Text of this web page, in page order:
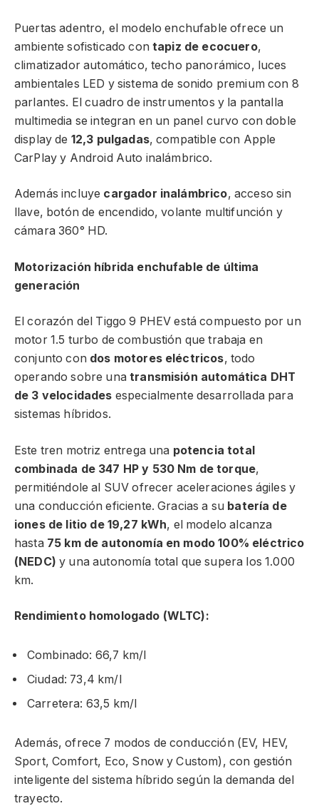
Puertas adentro, el modelo enchufable ofrece un
ambiente sofisticado con tapiz de ecocuero,
climatizador automático, techo panorámico, luces
ambientales LED y sistema de sonido premium con 8
parlantes. El cuadro de instrumentos y la pantalla
multimedia se integran en un panel curvo con doble
display de 12,3 pulgadas, compatible con Apple
CarPlay y Android Auto inalámbrico.
Además incluye cargador inalámbrico, acceso sin
llave, botón de encendido, volante multifunción y
cámara 360° HD.
Motorización híbrida enchufable de última
generación
El corazón del Tiggo 9 PHEV está compuesto por un
motor 1.5 turbo de combustión que trabaja en
conjunto con dos motores eléctricos, todo
operando sobre unatransmisión automática DHT
de 3 velocidades especialmente desarrollada para
sistemas híbridos.
Este tren motriz entrega una potencia total
combinada de 347 HP y 530 Nm de torque,
permitiéndole al SUV ofrecer aceleraciones ágiles y
una conducción eficiente. Gracias a su batería de
iones de litio de 19,27 kWh, el modelo alcanza
hasta 75 km de autonomía en modo 100% eléctrico
(NEDC) y una autonomía total que supera los 1.000
km.
Rendimiento homologado (WLTC):
Combinado: 66,7 km/l
Ciudad: 73,4 km/l
Carretera: 63,5 km/l
Además, ofrece 7 modos de conducción (EV, HEV,
Sport, Comfort, Eco, Snow y Custom), con gestión
inteligente del sistema híbrido según la demanda del
trayecto.